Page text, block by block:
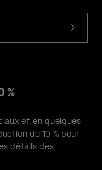
%
et, en quelques
de 10 % pour
détails des